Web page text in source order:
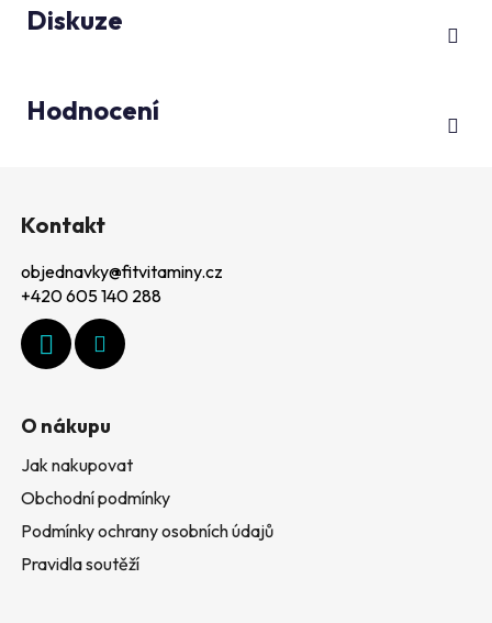
Diskuze
Hodnocení
Kontakt
objednavky@fitvitaminy.cz
+420 605 140 288
O nákupu
Jak nakupovat
Obchodní podmínky
Podmínky ochrany osobních údajů
Pravidla soutěží